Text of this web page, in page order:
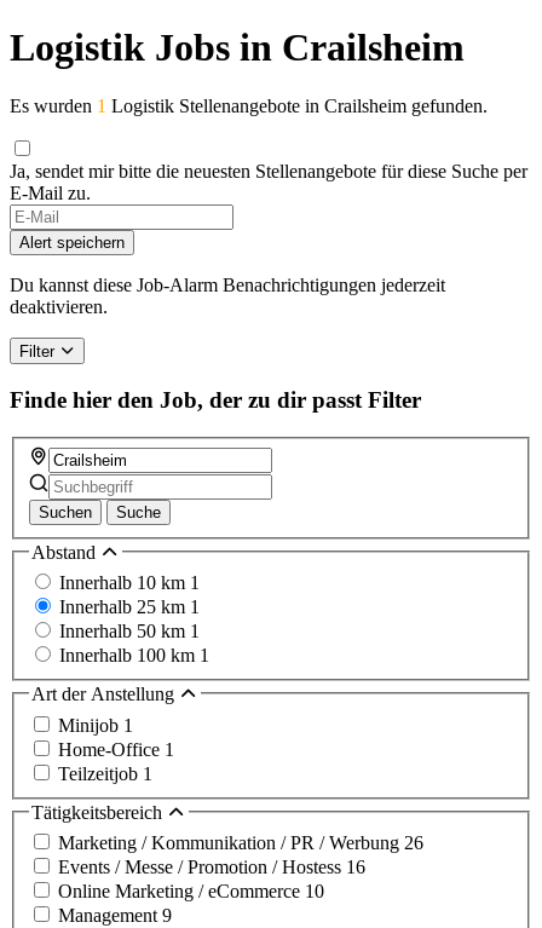
Logistik Jobs in Crailsheim
Es wurden 1 Logistik Stellenangebote in Crailsheim gefunden.
Ja, sendet mir bitte die neuesten Stellenangebote für diese Suche per
E-Mail zu.
Alert speichern
Du kannst diese Job-Alarm Benachrichtigungen jederzeit
deaktivieren.
Filter
Finde hier den Job, der zu dir passt Filter
Suchen Suche
Abstand
Innerhalb 10 km 1
Innerhalb 25 km 1
Innerhalb 50 km 1
Innerhalb 100 km 1
Art der Anstellung
Minijob 1
Home-Office 1
Teilzeitjob 1
Tätigkeitsbereich
Marketing / Kommunikation / PR / Werbung 26
Events / Messe / Promotion / Hostess 16
Online Marketing / eCommerce 10
Management 9